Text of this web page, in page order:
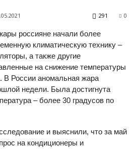
0
291
россияне начали более
климатическую технику –
а также другие
на снижение температуры
В России аномальная жара
недели. Была достигнута
– более 30 градусов по
и выяснили, что за май
на кондиционеры и